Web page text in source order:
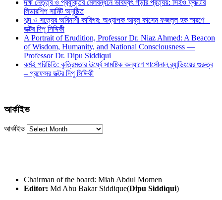
দক্ষ নেতৃত্ব ও প্রযুক্তির মেলবন্ধনে ভবিষ্যৎ গড়ার প্রত্যয়: সিইও ফ্যাক্টরি
লিডারশিপ সামিট অনুষ্ঠিত
শব্দ ও সত্যের অবিনাশী কারিগর: অধ্যাপক আবুল কাসেম ফজলুল হক স্মরণে –
ডক্টর দিপু সিদ্দিকী
A Portrait of Erudition, Professor Dr. Niaz Ahmed: A Beacon
of Wisdom, Humanity, and National Consciousness —
Professor Dr. Dipu Siddiqui
কর্মই পরিচিতি: কৃত্রিমতার ঊর্ধ্বে সামষ্টিক কল্যাণে পার্সোনাল ব্র্যান্ডিংয়ের গুরুত্ব
– প্রফেসর ডক্টর দিপু সিদ্দিকী
আর্কাইভ
আর্কাইভ
Chairman of the board: Miah Abdul Momen
Editor: Md Abu Bakar Siddique(Dipu Siddiqui)